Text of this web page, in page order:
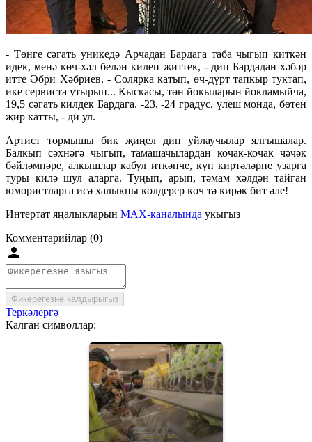
- Төнге сәгать уникедә Арчадан Бардага таба чыгып киткән
идек, менә көч-хәл белән килеп җиттек, - дип Бардадан хәбәр
итте Әбри Хәбриев. - Солярка катып, өч-дүрт тапкыр туктап,
ике сервиста утырып... Кыскасы, төн йокыларын йокламыйча,
19,5 сәгать килдек Бардага. -23, -24 градус, үлеш монда, бөтен
җир катты, - ди ул.
Артист тормышы бик җиңел дип уйлаучылар ялгышалар.
Балкып сәхнәгә чыгып, тамашачылардан кочак-кочак чәчәк
бәйләмнәре, алкышлар кабул иткәнче, күп киртәләрне узарга
туры килә шул аларга. Туңып, арып, тәмам хәлдән тайган
юмористларга исә халыкны көлдерер көч тә кирәк бит әле!
Интертат яңалыкларын MAX-каналында укыгыз
Комментарийлар (0)
Фикерегезне калдырыгыз
Теркәлергә
Калган символлар: